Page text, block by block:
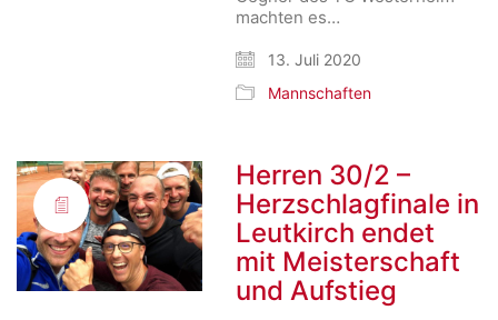
machten es…
13. Juli 2020
Mannschaften
Herren 30/2 –
Herzschlagfinale in
Leutkirch endet
mit Meisterschaft
und Aufstieg